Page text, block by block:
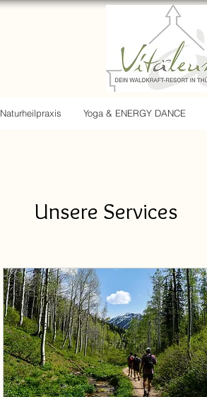
Naturheilpraxis Yoga & ENERGY DANCE
Unsere Services